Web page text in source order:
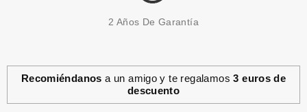
ESSENCE
2 Años De Garantía
Recomiéndanos a un amigo y te regalamos3 euros de
descuento